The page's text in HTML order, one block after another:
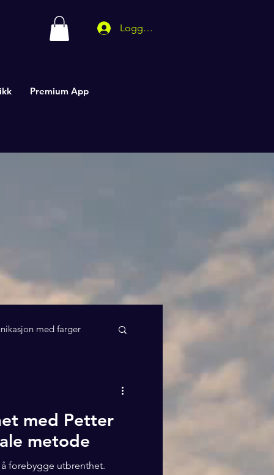
Logg inn
Premium App
med farger
med Petter
metode
forebygge utbrenthet.